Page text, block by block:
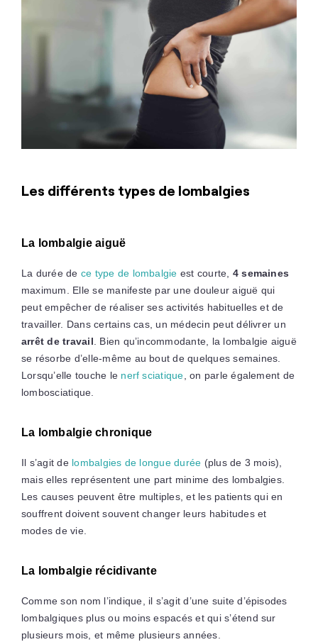
Les différents types de lombalgies
La lombalgie aiguë
La durée de ce type de lombalgie est courte, 4 semaines
maximum. Elle se manifeste par une douleur aiguë qui
peut empêcher de réaliser ses activités habituelles et de
travailler. Dans certains cas, un médecin peut délivrer un
arrêt de travail. Bien qu’incommodante, la lombalgie aiguë
se résorbe d’elle-même au bout de quelques semaines.
Lorsqu’elle touche le nerf sciatique, on parle également de
lombosciatique.
La lombalgie chronique
Il s’agit de lombalgies de longue durée (plus de 3 mois),
mais elles représentent une part minime des lombalgies.
Les causes peuvent être multiples, et les patients qui en
souffrent doivent souvent changer leurs habitudes et
modes de vie.
La lombalgie récidivante
Comme son nom l’indique, il s’agit d’une suite d’épisodes
lombalgiques plus ou moins espacés et qui s’étend sur
plusieurs mois, et même plusieurs années.